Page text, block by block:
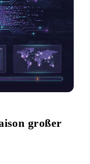
großer